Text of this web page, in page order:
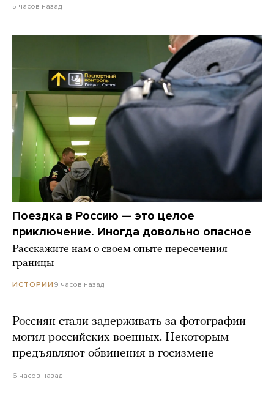
5 часов назад
Поездка в Россию — это целое
приключение. Иногда довольно опасное
Расскажите нам о своем опыте пересечения
границы
ИСТОРИИ 9 часов назад
Россиян стали задерживать за фотографии
могил российских военных. Некоторым
предъявляют обвинения в госизмене
6 часов назад